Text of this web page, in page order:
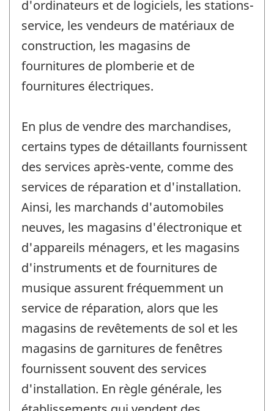
d'ordinateurs et de logiciels, les stations-
service, les vendeurs de matériaux de
construction, les magasins de
fournitures de plomberie et de
fournitures électriques.
En plus de vendre des marchandises,
certains types de détaillants fournissent
des services après-vente, comme des
services de réparation et d'installation.
Ainsi, les marchands d'automobiles
neuves, les magasins d'électronique et
d'appareils ménagers, et les magasins
d'instruments et de fournitures de
musique assurent fréquemment un
service de réparation, alors que les
magasins de revêtements de sol et les
magasins de garnitures de fenêtres
fournissent souvent des services
d'installation. En règle générale, les